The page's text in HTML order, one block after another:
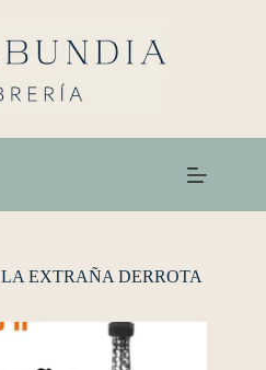
LA EXTRAÑA DERROTA